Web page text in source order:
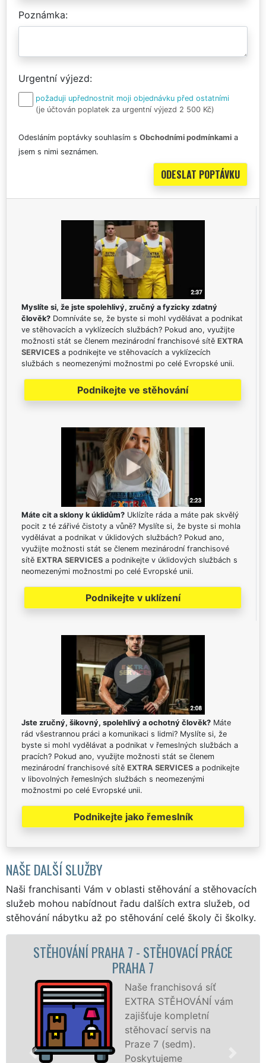
Poznámka
Urgentní výjezd
požaduji upřednostnit moji objednávku před ostatními
(je účtován poplatek za urgentní výjezd 2 500 Kč)
Odesláním poptávky souhlasím s Obchodními podmínkami a
jsem s nimi seznámen.
Myslíte si, že jste spolehlivý, zručný a fyzicky zdatný
člověk? Domníváte se, že byste si mohl vydělávat a podnikat
ve stěhovacích a vyklízecích službách? Pokud ano, využijte
možnosti stát se členem mezinárodní franchisové sítě EXTRA
SERVICES a podnikejte ve stěhovacích a vyklízecích
službách s neomezenými možnostmi po celé Evropské unii.
Podnikejte ve stěhování
Máte cit a sklony k úklidům? Uklízíte ráda a máte pak skvělý
pocit z té zářivé čistoty a vůně? Myslíte si, že byste si mohla
vydělávat a podnikat v úklidových službách? Pokud ano,
využijte možnosti stát se členem mezinárodní franchisové
sítě EXTRA SERVICES a podnikejte v úklidových službách s
neomezenými možnostmi po celé Evropské unii.
Podnikejte v uklízení
Jste zručný, šikovný, spolehlivý a ochotný člověk? Máte
rád všestrannou práci a komunikaci s lidmi? Myslíte si, že
byste si mohl vydělávat a podnikat v řemeslných službách a
pracích? Pokud ano, využijte možnosti stát se členem
mezinárodní franchisové sítě EXTRA SERVICES a podnikejte
v libovolných řemeslných službách s neomezenými
možnostmi po celé Evropské unii.
Podnikejte jako řemeslník
NAŠE DALŠÍ SLUŽBY
Naši franchisanti Vám v oblasti stěhování a stěhovacích
služeb mohou nabídnout řadu dalších extra služeb, od
stěhování nábytku až po stěhování celé školy či školky.
PRÁCE
vám
STĚHOVACÍ SLUŽBA PRAHA
STĚHOVACÍ FIRMA PRAHA
stěhovací